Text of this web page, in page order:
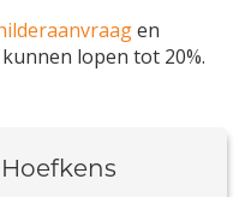
en
lopen tot 20%.